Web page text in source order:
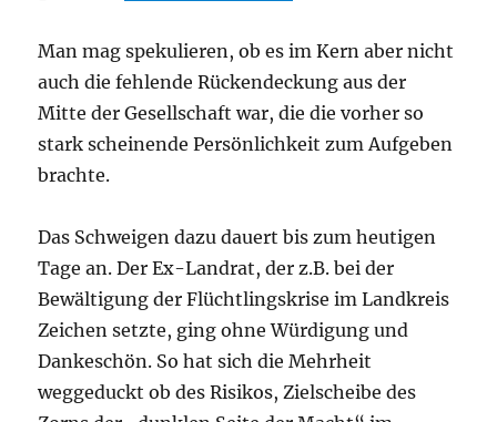
Man mag spekulieren, ob es im Kern aber nicht
auch die fehlende Rückendeckung aus der
Mitte der Gesellschaft war, die die vorher so
stark scheinende Persönlichkeit zum Aufgeben
brachte.
Das Schweigen dazu dauert bis zum heutigen
Tage an. Der Ex-Landrat, der z.B. bei der
Bewältigung der Flüchtlingskrise im Landkreis
Zeichen setzte, ging ohne Würdigung und
Dankeschön. So hat sich die Mehrheit
weggeduckt ob des Risikos, Zielscheibe des